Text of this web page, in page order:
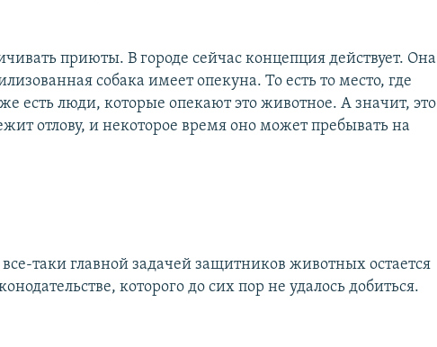
приюты. В городе сейчас концепция действует. Она
собака имеет опекуна. То есть то место, где
есть люди, которые опекают это животное. А значит, это
отлову, и некоторое время оно может пребывать на
таки главной задачей защитников животных остается
которого до сих пор не удалось добиться.